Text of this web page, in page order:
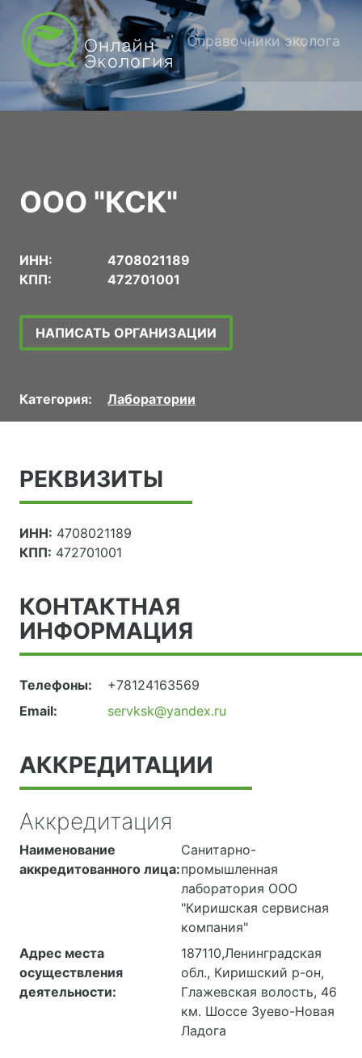
Справочники эколога
ООО "КСК"
ИНН:
4708021189
КПП:
472701001
НАПИСАТЬ ОРГАНИЗАЦИИ
Категория: Лаборатории
РЕКВИЗИТЫ
ИНН: 4708021189
КПП: 472701001
КОНТАКТНАЯ
ИНФОРМАЦИЯ
Телефоны:
+78124163569
Email:
servksk@yandex.ru
АККРЕДИТАЦИИ
Аккредитация
Наименование
аккредитованного лица:
Санитарно-
промышленная
лаборатория ООО
"Киришская сервисная
компания"
Адрес места
осуществления
деятельности:
187110,Ленинградская
обл., Киришский р-он,
Глажевская волость, 46
км. Шоссе Зуево-Новая
Ладога